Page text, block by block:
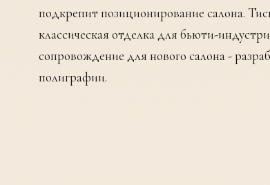
подкрепит позиционирование салона.
классическая отделка для бьюти-
сопровождение для нового салона -
полиграфии.